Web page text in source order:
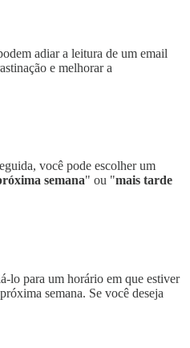
adiar a leitura de um email
e melhorar a
você pode escolher um
semana" ou "mais tarde
lo para um horário em que estiver
semana. Se você deseja